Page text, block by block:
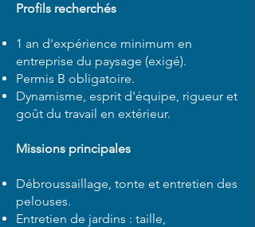
Profils recherchés
1 an d'expérience minimum en
entreprise du paysage (exigé).
Permis B obligatoire.
Dynamisme, esprit d'équipe, rigueur et
goût du travail en extérieur.
Missions principales
Débroussaillage, tonte et entretien des
pelouses.
Entretien de jardins : taille,